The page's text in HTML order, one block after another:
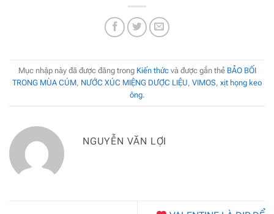
Mục nhập này đã được đăng trong Kiến thứcvà được gắn thẻ BẢO BỐI
TRONG MÙA CÚM, NƯỚC XÚC MIỆNG DƯỢC LIỆU, VIMOS, xịt họng keo
ông.
NGUYỄN VĂN LỢI